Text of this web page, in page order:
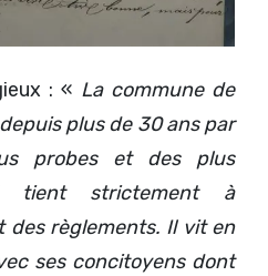
: « La commune de
plus de 30 ans par
probes et des plus
tient strictement à
des règlements. Il vit en
ses concitoyens dont